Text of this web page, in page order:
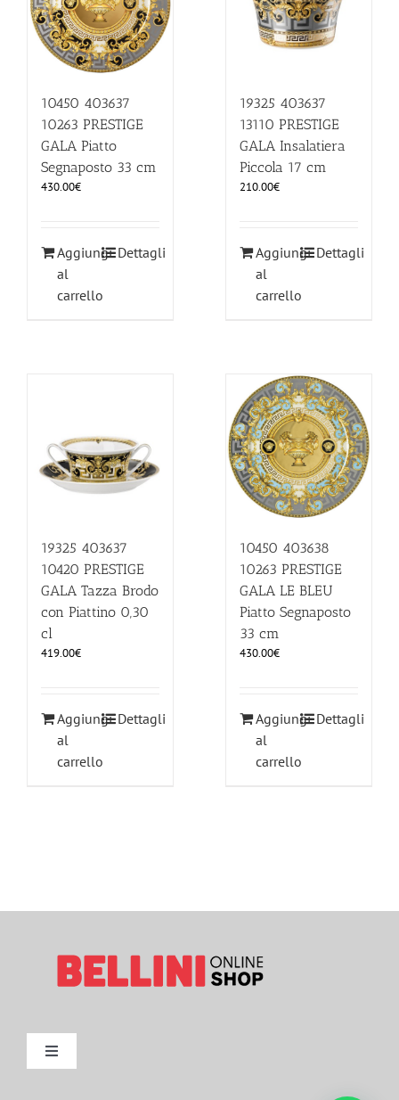
10450 403637
10263 PRESTIGE
GALA Piatto
Segnaposto 33 cm
430.00€
Aggiungi
al
carrello
Dettagli
19325 403637
13110 PRESTIGE
GALA Insalatiera
Piccola 17 cm
210.00€
Aggiungi
al
carrello
Dettagli
19325 403637
10420 PRESTIGE
GALA Tazza Brodo
con Piattino 0,30
cl
419.00€
Aggiungi
al
carrello
Dettagli
10450 403638
10263 PRESTIGE
GALA LE BLEU
Piatto Segnaposto
33 cm
430.00€
Aggiungi
al
carrello
Dettagli
Toggle